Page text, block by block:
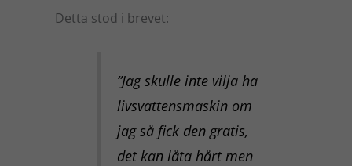
Detta stod i brevet:
”Jag skulle inte vilja ha
livsvattensmaskin om
jag så fick den gratis,
det kan låta hårt men